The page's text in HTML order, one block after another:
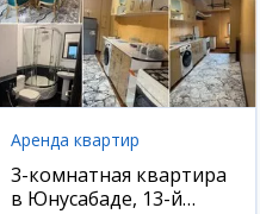
Аренда квартир
3-комнатная квартира
в Юнусабаде, 13-й